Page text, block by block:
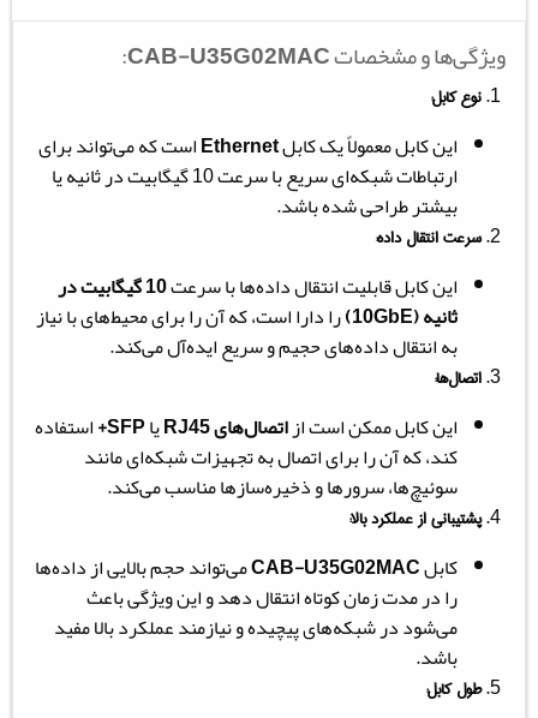
ویژگی‌ها و مشخصاتCAB-U35G02MAC
:
نوع کابل:
این کابل معمولاً یک کابلEthernetاست که می‌تواند برای
ارتباطات شبکه‌ای سریع با سرعت 10 گیگابیت در ثانیه یا
بیشتر طراحی شده باشد.
سرعت انتقال داده:
این کابل قابلیت انتقال داده‌ها با سرعت 10 گیگابیت در
ثانیه (10GbE) را دارا است، که آن را برای محیط‌های با نیاز
به انتقال داده‌های حجیم و سریع ایده‌آل می‌کند.
اتصال‌ها:
این کابل ممکن است ازاتصال‌های RJ45 یاSFP+ استفاده
کند، که آن را برای اتصال به تجهیزات شبکه‌ای مانند
سوئیچ‌ها، سرورها و ذخیره‌سازها مناسب می‌کند.
پشتیبانی از عملکرد بالا:
کابلCAB-U35G02MACمی‌تواند حجم بالایی از داده‌ها
را در مدت زمان کوتاه انتقال دهد و این ویژگی باعث
می‌شود در شبکه‌های پیچیده و نیازمند عملکرد بالا مفید
باشد.
طول کابل: